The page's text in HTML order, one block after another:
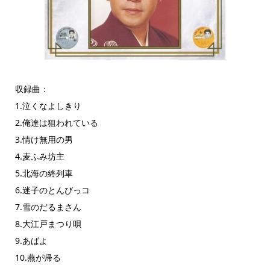
収録曲：
1.泣くなよしきり
2.俺達は狙われている
3.情け無用の男
4.麦ふみ坊主
5.北海の終列車
6.迷子のとんびっコ
7.雪のだるまさん
8.大江戸まつり唄
9.あばよ
10.燕が帰る